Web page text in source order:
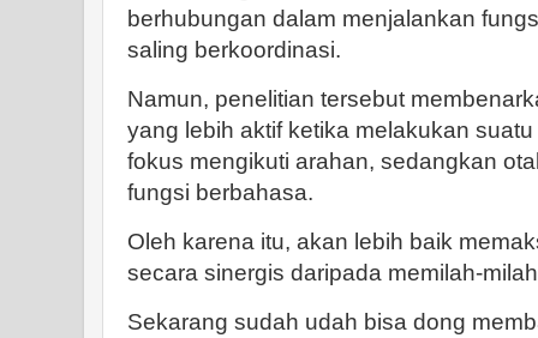
berhubungan dalam menjalankan
saling berkoordinasi.
Namun, penelitian tersebut
yang lebih aktif ketika melakukan
fokus mengikuti arahan, sedangkan
fungsi berbahasa.
Oleh karena itu, akan lebih baik
secara sinergis daripada memilah-
Sekarang sudah udah bisa dong